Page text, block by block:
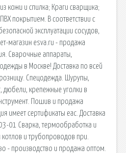
кожи и спилка; Краги сварщика;
покрытием. В соответствии с
эксплуатации сосудов,
магазин esva.ru - продажа
Сварочные аппараты,
в Москве! Доставка по всей
Спецодежда. Шурупы,
крепежные уголки в
Пошив и продажа
имеет сертификаты eac. Доставка
01 Сварка, термообработка и
и трубопроводов при.
- производство и продажа оптом.